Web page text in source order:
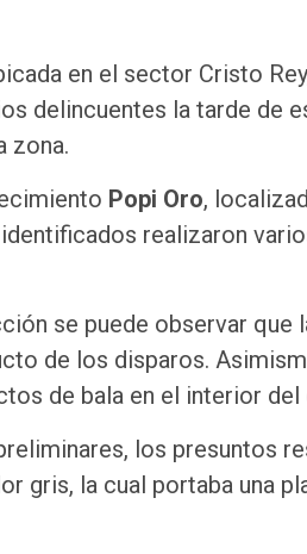
en el sector Cristo
delincuentes la tarde de
zona.
Popi Oro,
realizaron
se puede observar
de los disparos.
de bala en el interior
los presuntos
gris, la cual portaba una